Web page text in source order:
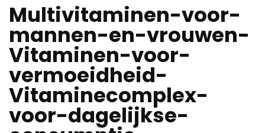
Multivitaminen-voor-
mannen-en-vrouwen-
Vitaminen-voor-
vermoeidheid-
Vitaminecomplex-
voor-dagelijkse-